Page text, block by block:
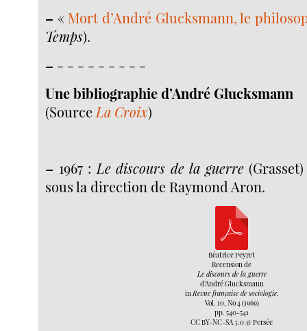
– « Mort d’André Glucksmann, le
Temps).
– - - - - - - - - -
Une bibliographie d’André Glucksmann
(Source La Croix)
– 1967 :Le discours de la guerre
sous la direction de Raymond Aron.
Béatrice Peyret
Recension de
Le discours de la guerre
d’André Glucksmann
in Revue française de sociologie,
Vol. 10, No 4 (1969)
pp. 540-541
CC BY-NC-SA 3.0 @ Persée